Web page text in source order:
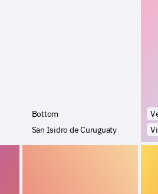
Bottom
San Isidro de Curuguaty